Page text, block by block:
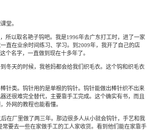
堂。
所以取名艳子钩吧。我是1996年去广东打工时，进了一家
直在业余时间练习、学习。到2009年，我开了自己的店
个名字，一直做到现在十多年了。
冬天的时候，我爸妈都会给我们织毛衣。这个钩和织毛衣
针类。钩针用的是单根的钩针。钩针能做出棒针织不出来
还很难完全替代，主要靠手工完成。这个确实有书，而且
外网的教程也能看懂。
在厂里做了两三年。那边很多人从小就会钩针，手艺和我
要去一些在家做手工的工人家收货。看到他们能在家靠手